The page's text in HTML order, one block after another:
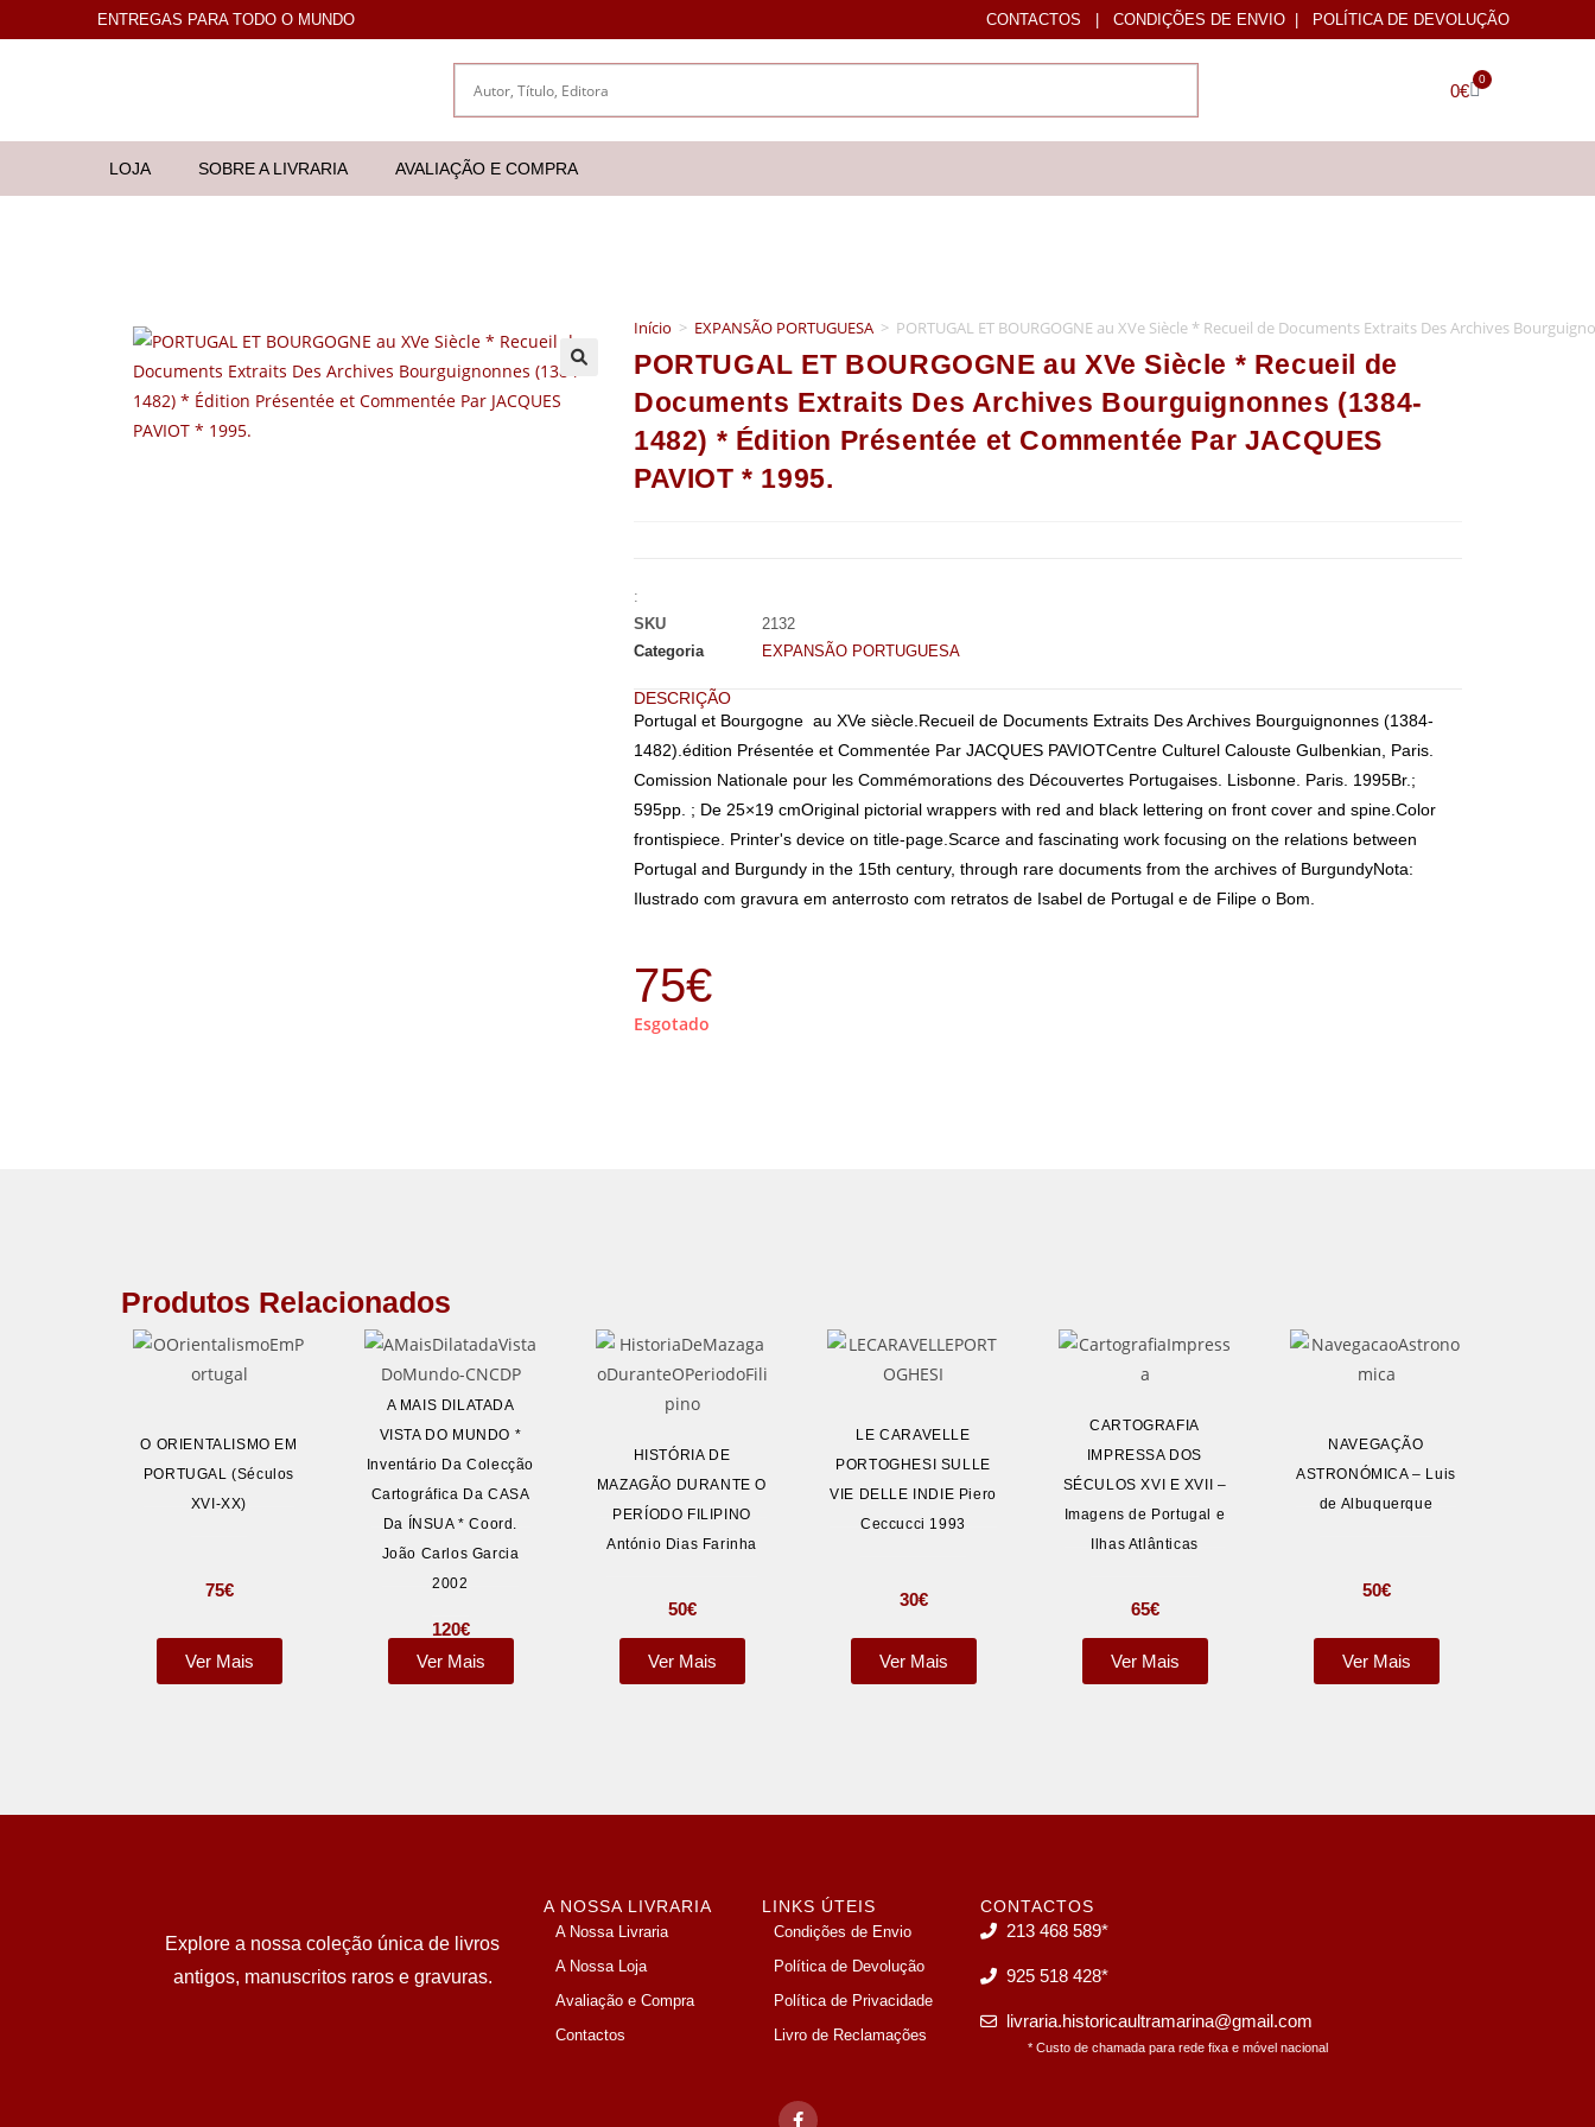
ENTREGAS PARA TODO O MUNDO CONTACTOS | CONDIÇÕES DE ENVIO | POLÍTICA DE DEVOLUÇÃO
0€
0
LOJA SOBRE A LIVRARIA AVALIAÇÃO E COMPRA
Início > EXPANSÃO PORTUGUESA > PORTUGAL ET BOURGOGNE au XVe Siècle * Recueil de Documents Extraits Des Archives
PORTUGAL ET BOURGOGNE au XVe Siècle * Recueil de
Documents Extraits Des Archives Bourguignonnes (1384-
1482) * Édition Présentée et Commentée Par JACQUES
PAVIOT * 1995.
:
SKU
2132
Categoria
EXPANSÃO PORTUGUESA
DESCRIÇÃO
Portugal et Bourgogne au XVe siècle.Recueil de Documents Extraits Des Archives Bourguignonnes (1384-
1482).édition Présentée et Commentée Par JACQUES PAVIOTCentre Culturel Calouste Gulbenkian, Paris.
Comission Nationale pour les Commémorations des Découvertes Portugaises. Lisbonne. Paris. 1995Br.;
595pp. ; De 25×19 cmOriginal pictorial wrappers with red and black lettering on front cover and spine.Color
frontispiece. Printer's device on title-page.Scarce and fascinating work focusing on the relations between
Portugal and Burgundy in the 15th century, through rare documents from the archives of BurgundyNota:
Ilustrado com gravura em anterrosto com retratos de Isabel de Portugal e de Filipe o Bom.
75€
Esgotado
Produtos Relacionados
O ORIENTALISMO EM
PORTUGAL (Séculos
XVI-XX)
75€
Ver Mais
A MAIS DILATADA
VISTA DO MUNDO *
Inventário Da Colecção
Cartográfica Da CASA
Da ÍNSUA * Coord.
João Carlos Garcia
2002
120€
Ver Mais
HISTÓRIA DE
MAZAGÃO DURANTE O
PERÍODO FILIPINO
António Dias Farinha
50€
Ver Mais
LE CARAVELLE
PORTOGHESI SULLE
VIE DELLE INDIE Piero
Ceccucci 1993
30€
Ver Mais
CARTOGRAFIA
IMPRESSA DOS
SÉCULOS XVI E XVII –
Imagens de Portugal e
Ilhas Atlânticas
65€
Ver Mais
NAVEGAÇÃO
ASTRONÓMICA – Luis
de Albuquerque
50€
Ver Mais
Explore a nossa coleção única de livros
antigos, manuscritos raros e gravuras.
A NOSSA LIVRARIA
A Nossa Livraria
A Nossa Loja
Avaliação e Compra
Contactos
LINKS ÚTEIS
Condições de Envio
Política de Devolução
Política de Privacidade
Livro de Reclamações
CONTACTOS
213 468 589*
925 518 428*
livraria.historicaultramarina@gmail.com
* Custo de chamada para rede fixa e móvel nacional